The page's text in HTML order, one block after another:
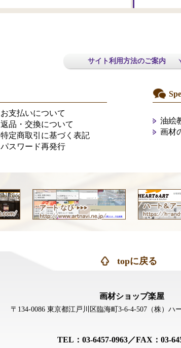
サイト利用方法のご案内
お支払いについて
返品・交換について
特定商取引に基づく表記
パスワード再発行
油絵
画材
topに戻る
画材ショップ楽屋
〒134-0086 東京都江戸川区臨海町3-6-4-507（株）ハ
TEL：03-6457-0963／FAX：03-